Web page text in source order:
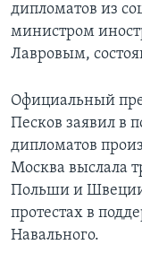
дипломатов из
министром
Лавровым,
Официальный
Песков заявил в
дипломатов
Москва выслала
Польши и
протестах в
Навального.